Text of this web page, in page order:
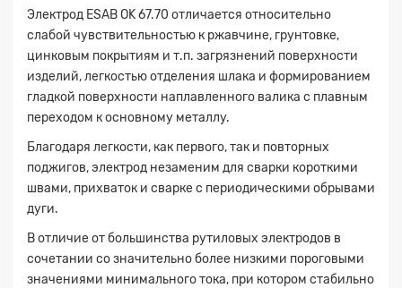
Электрод ESAB OK 67.70 отличается относительно
слабой чувствительностью к ржавчине, грунтовке,
цинковым покрытиям и т.п. загрязнений поверхности
изделий, легкостью отделения шлака и формированием
гладкой поверхности наплавленного валика с плавным
переходом к основному металлу.
Благодаря легкости, как первого, так и повторных
поджигов, электрод незаменим для сварки короткими
швами, прихваток и сварке с периодическими обрывами
дуги.
В отличие от большинства рутиловых электродов в
сочетании со значительно более низкими пороговыми
значениями минимального тока, при котором стабильно